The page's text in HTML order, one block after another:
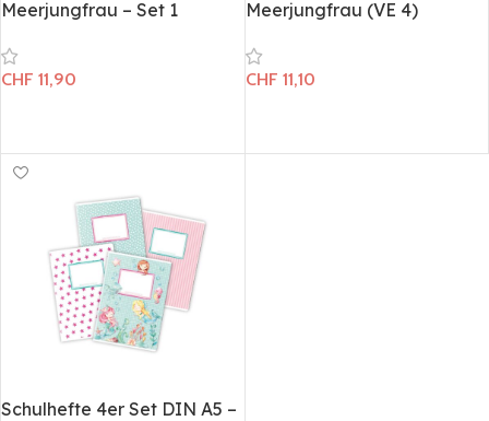
Meerjungfrau – Set 1
CHF 11,90
Meerjungfrau (VE 4)
CHF 11,10
Schulhefte 4er Set DIN A5 –